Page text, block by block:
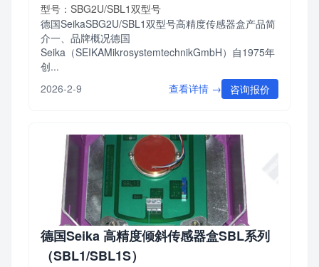
型号：SBG2U/SBL1双型号
德国SeikaSBG2U/SBL1双型号高精度传感器盒产品简
介一、品牌概况德国
Seika（SEIKAMikrosystemtechnikGmbH）自1975年
创...
2026-2-9
查看详情 → 咨询报价
德国Seika 高精度倾斜传感器盒SBL系列
（SBL1/SBL1S）